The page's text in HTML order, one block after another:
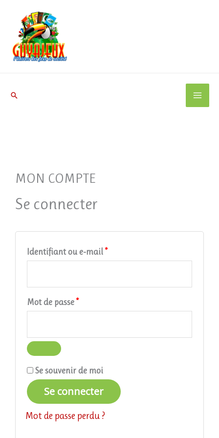
contenu
Rechercher
MON COMPTE
Se connecter
Identifiant ou e-mail *
Mot de passe *
Se souvenir de moi
Se connecter
Mot de passe perdu ?